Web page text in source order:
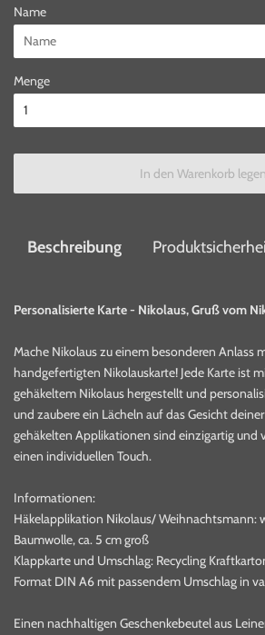
Name
Menge
In den Warenkorb legen
Beschreibung
Personalisierte Karte - Nikolaus, Gruß vom
Mache Nikolaus zu einem besonderen Anlass
handgefertigten Nikolauskarte! Jede Karte ist
gehäkeltem Nikolaus hergestellt und
und zaubere ein Lächeln auf das Gesicht
gehäkelten Applikationen sind einzigartig und
einen individuellen Touch.
Informationen:
Häkelapplikation Nikolaus/ Weihnachtsmann:
Baumwolle, ca. 5 cm groß
Klappkarte und Umschlag: Recycling
Format DIN A6 mit passendem Umschlag in
Einen nachhaltigen Geschenkebeutel aus